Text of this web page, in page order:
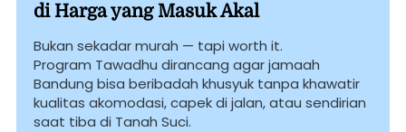
di Harga yang Masuk Akal
Bukan sekadar murah — tapi worth it.
Program Tawadhu dirancang agar jamaah
Bandung bisa beribadah khusyuk tanpa khawatir
kualitas akomodasi, capek di jalan, atau sendirian
saat tiba di Tanah Suci.